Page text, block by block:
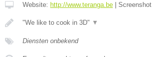
Website: http://www.teranga.be | Screenshot
"We like to cook in 3D" ▼
Diensten onbekend